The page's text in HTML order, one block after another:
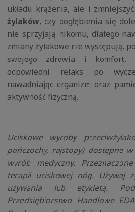
układu krążenia, ale i
żylaków, czy pogłębienia się
nie sprzyjają nikomu, dlatego
zmiany żylakowe nie występują,
swojego zdrowia i komfort,
odpowiedni relaks po
nawadniając organizm oraz
aktywność fizyczną.
Uciskowe wyroby
pończochy, rajstopy) dostępne
wyrób medyczny.
terapii uciskowej nóg. Używaj
używania lub etykietą.
Przedsiębiorstwo Handlowe